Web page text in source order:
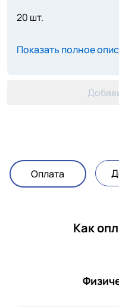
20 шт.
Показать полное
Оплата
Как